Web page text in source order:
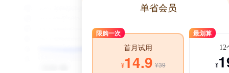
单省会员
限购一次
首月试用
¥14.9 ¥39
最划算
12
¥